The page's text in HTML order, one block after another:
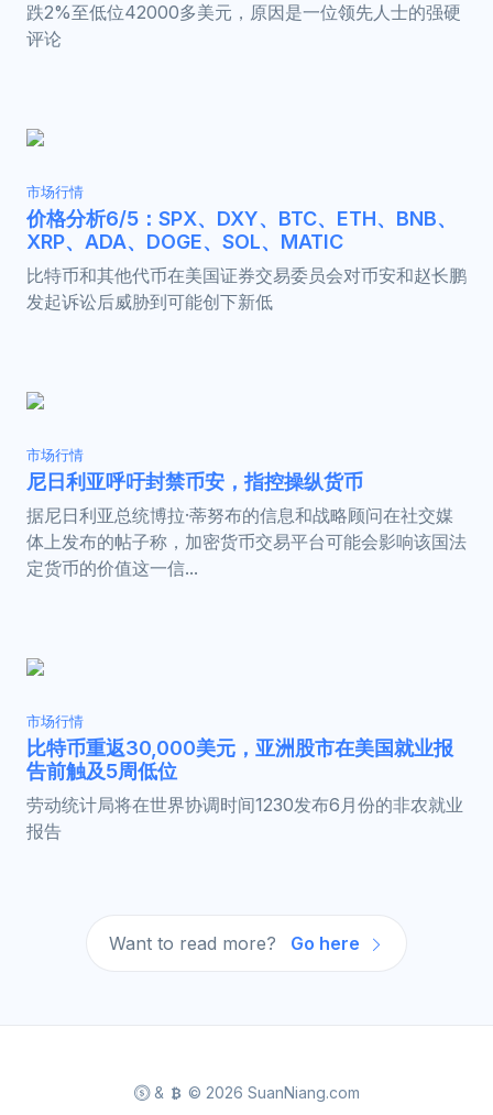
跌2%至低位42000多美元，原因是一位领先人士的强硬
评论
市场行情
价格分析6/5：SPX、DXY、BTC、ETH、BNB、
XRP、ADA、DOGE、SOL、MATIC
比特币和其他代币在美国证券交易委员会对币安和赵长鹏
发起诉讼后威胁到可能创下新低
市场行情
尼日利亚呼吁封禁币安，指控操纵货币
据尼日利亚总统博拉·蒂努布的信息和战略顾问在社交媒
体上发布的帖子称，加密货币交易平台可能会影响该国法
定货币的价值这一信...
市场行情
比特币重返30,000美元，亚洲股市在美国就业报
告前触及5周低位
劳动统计局将在世界协调时间1230发布6月份的非农就业
报告
Want to read more? Go here
& © 2026 SuanNiang.com